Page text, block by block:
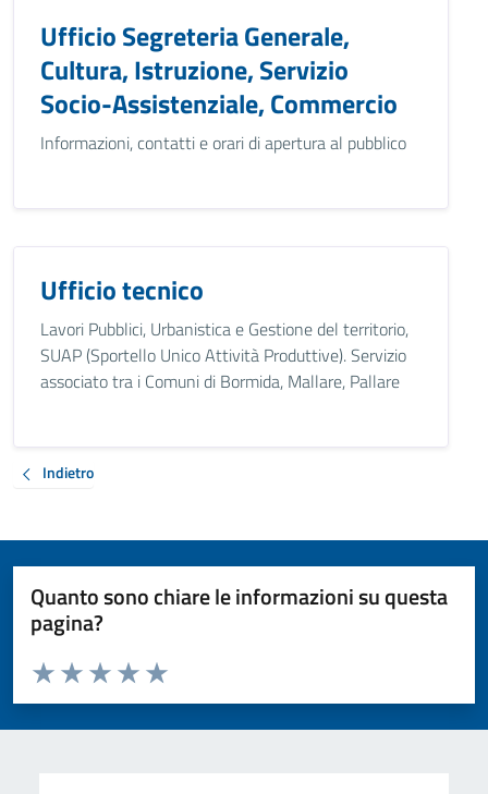
Ufficio Segreteria Generale,
Cultura, Istruzione, Servizio
Socio-Assistenziale, Commercio
Informazioni, contatti e orari di apertura al pubblico
Ufficio tecnico
Lavori Pubblici, Urbanistica e Gestione del territorio,
SUAP (Sportello Unico Attività Produttive). Servizio
associato tra i Comuni di Bormida, Mallare, Pallare
Indietro
Quanto sono chiare le informazioni su questa
pagina?
Valuta da 1 a 5 stelle la pagina
Valuta 5 stelle su 5
Valuta 4 stelle su 5
Valuta 3 stelle su 5
Valuta 2 stelle su 5
Valuta 1 stelle su 5